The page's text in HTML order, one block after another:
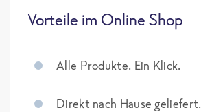
Vorteile im Online Shop
Alle Produkte. Ein Klick.
Direkt nach Hause geliefert.